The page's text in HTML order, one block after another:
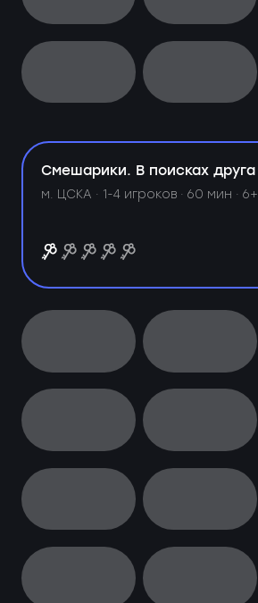
Смешарики. В поисках друга
м. ЦСКА · 1-4 игроков · 60 мин · 6+